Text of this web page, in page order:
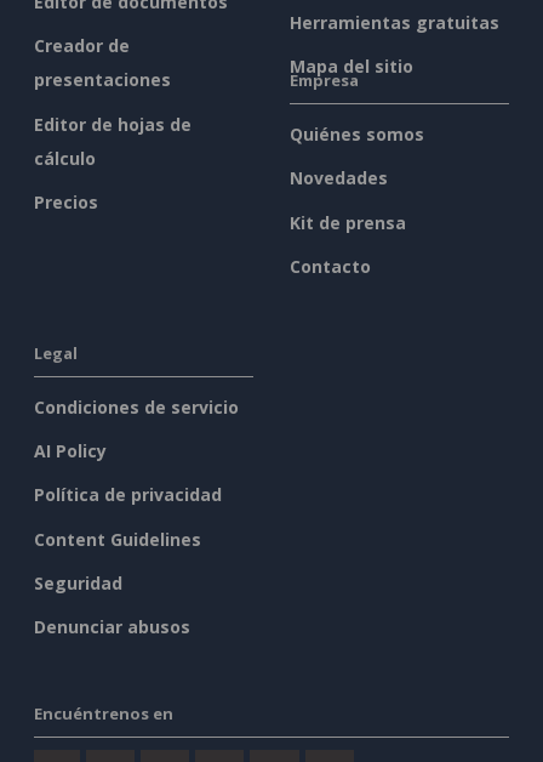
Creador de
presentaciones
Editor de hojas de
cálculo
Precios
Herramientas gratuitas
Mapa del sitio
Empresa
Quiénes somos
Novedades
Kit de prensa
Contacto
Legal
Condiciones de servicio
AI Policy
Política de privacidad
Content Guidelines
Seguridad
Denunciar abusos
Encuéntrenos en